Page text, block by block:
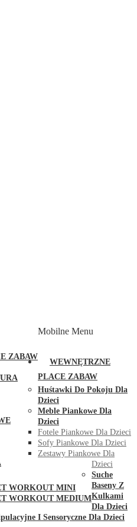
ZABAW
WORKOUT MINI
WORKOUT MEDIUM
Mobilne Menu
WEWNĘTRZNE
PLACE ZABAW
Huśtawki Do Pokoju Dla
Dzieci
Meble Piankowe Dla
Dzieci
Fotele Piankowe Dla Dzieci
Sofy Piankowe Dla Dzieci
Zestawy Piankowe Dla
Dzieci
Suche
Baseny Z
Kulkami
Dla Dzieci
I Sensoryczne Dla Dzieci